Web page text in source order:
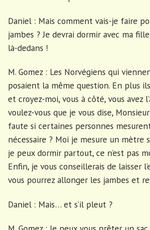
Daniel : Mais comment vais-je faire
jambes ? Je devrai dormir avec ma
là-dedans !
M. Gomez : Les Norvégiens qui
posaient la même question. En plus
et croyez-moi, vous à côté, vous avez
voulez-vous que je vous dise,
faute si certaines personnes
nécessaire ? Moi je mesure un mètre
je peux dormir partout, ce n’est pas
Enfin, je vous conseillerais de laisser
vous pourrez allonger les jambes et
Daniel : Mais… et s’il pleut ?